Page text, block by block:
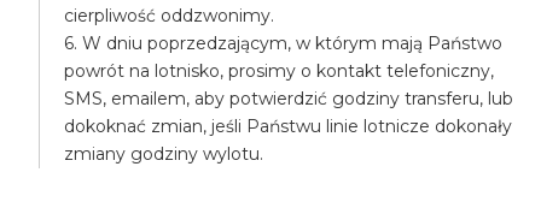
cierpliwość oddzwonimy.
6. W dniu poprzedzającym, w którym mają Państwo
powrót na lotnisko, prosimy o kontakt telefoniczny,
SMS, emailem, aby potwierdzić godziny transferu, lub
dokoknać zmian, jeśli Państwu linie lotnicze dokonały
zmiany godziny wylotu.